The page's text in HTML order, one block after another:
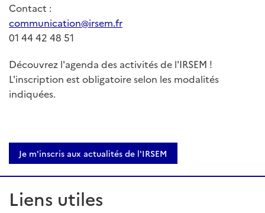
Contact :
communication@irsem.fr
01 44 42 48 51
Découvrez l'agenda des activités de l'IRSEM !
L'inscription est obligatoire selon les modalités
indiquées.
Je m'inscris aux actualités de l'IRSEM
Liens utiles